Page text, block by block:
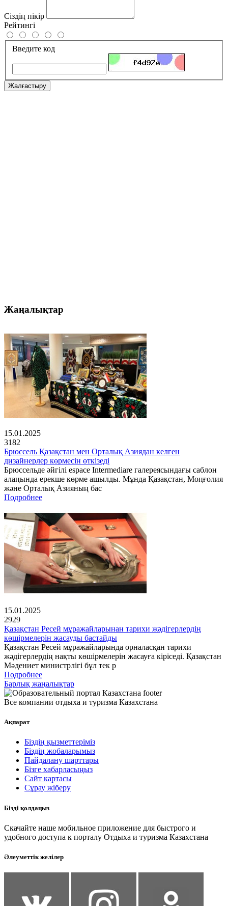
Сіздің пікір
Рейтингі
Введите код
Жалғастыру
Жаңалықтар
15.01.2025
3182
Брюссель Қазақстан мен Орталық Азиядан келген
дизайнерлер көрмесін өткізеді
Брюссельде әйгілі espace Intermediare галереясындағы саблон
алаңында ерекше көрме ашылды. Мұнда Қазақстан, Моңғолия
және Орталық Азияның бас
Подробнее
15.01.2025
2929
Қазақстан Ресей мұражайларынан тарихи жәдігерлердің
көшірмелерін жасауды бастайды
Қазақстан Ресей мұражайларында орналасқан тарихи
жәдігерлердің нақты көшірмелерін жасауға кіріседі. Қазақстан
Мәдениет министрлігі бұл тек р
Подробнее
Барлық жаңалықтар
Все компании отдыха и туризма Казахстана
Ақпарат
Біздің қызметтеріміз
Біздің жобаларымыз
Пайдалану шарттары
Бізге хабарласыңыз
Сайт картасы
Сұрау жіберу
Бізді қолдаңыз
Скачайте наше мобильное приложение для быстрого и
удобного доступа к порталу Отдыха и туризма Казахстана
Әлеуметтік желілер